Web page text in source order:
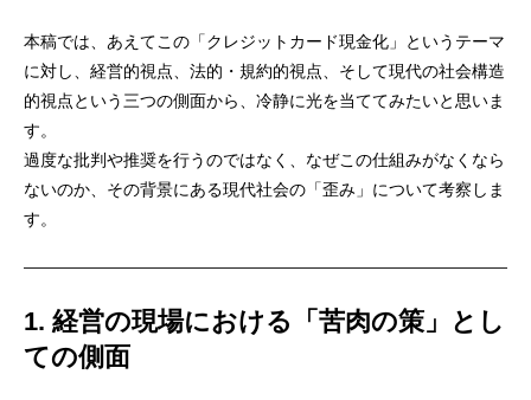
本稿では、あえてこの「クレジットカード現金化」というテーマ
に対し、経営的視点、法的・規約的視点、そして現代の社会構造
的視点という三つの側面から、冷静に光を当ててみたいと思いま
す。
過度な批判や推奨を行うのではなく、なぜこの仕組みがなくなら
ないのか、その背景にある現代社会の「歪み」について考察しま
す。
1. 経営の現場における「苦肉の策」とし
ての側面